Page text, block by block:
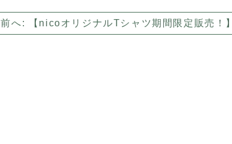
前へ: 【nicoオリジナルTシャツ期間限定販売！】